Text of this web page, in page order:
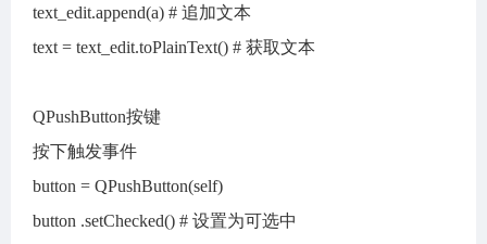
text_edit.append(a) # 追加文本
text = text_edit.toPlainText() # 获取文本
QPushButton按键
按下触发事件
button = QPushButton(self)
button .setChecked() # 设置为可选中